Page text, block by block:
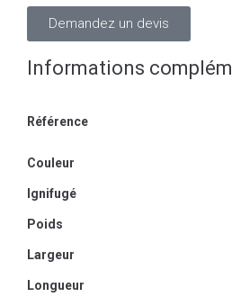
Demandez un devis
Informations
Référence
Couleur
Ignifugé
Poids
Largeur
Longueur